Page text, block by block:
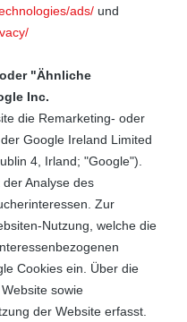
ads/ und
"Ähnliche
Inc.
die Remarketing- oder
Google Ireland Limited
4, Irland; "Google").
Analyse des
Zur
Nutzung, welche die
Cookies ein. Über die
sowie
der Website erfasst.